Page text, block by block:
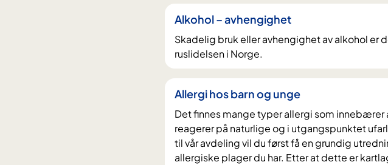
Alkohol – avhengighet
Skadelig bruk eller avhengighet av alkohol er
ruslidelsen i Norge.
Allergi hos barn og unge
Det finnes mange typer allergi som innebærer
reagerer på naturlige og i utgangspunktet
til vår avdeling vil du først få en grundig
allergiske plager du har. Etter at dette er